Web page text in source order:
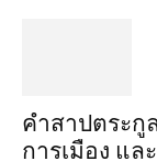
คำสาปตระกู
การเมือง แ